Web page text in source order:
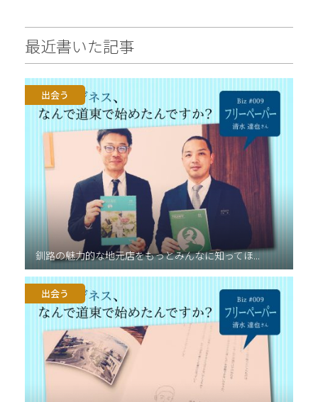
最近書いた記事
出会う
釧路の魅力的な地元店をもっとみんなに知ってほ...
出会う